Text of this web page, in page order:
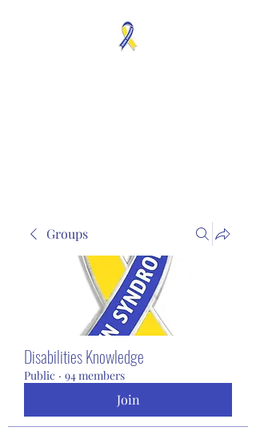
Groups
Disabilities Knowledge
Public · 94 members
Join